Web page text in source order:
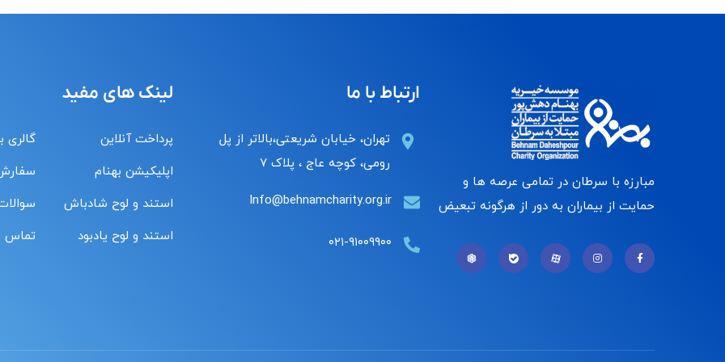
مبارزه با سرطان در تمامی عرصه ها و
حمایت از بیماران به دور از هرگونه تبعیض
ارتباط با ما
تهران، خیابان شریعتی،بالاتر از پل
رومی، کوچه عاج ، پلاک ۷
Info@behnamcharity.org.ir
۰۲۱-۹۱۰۰۹۹۰۰
لینک های مفید
پرداخت آنلاین
اپلیکیشن بهنام
استند و لوح شادباش
استند و لوح یادبود
گالری
تماس